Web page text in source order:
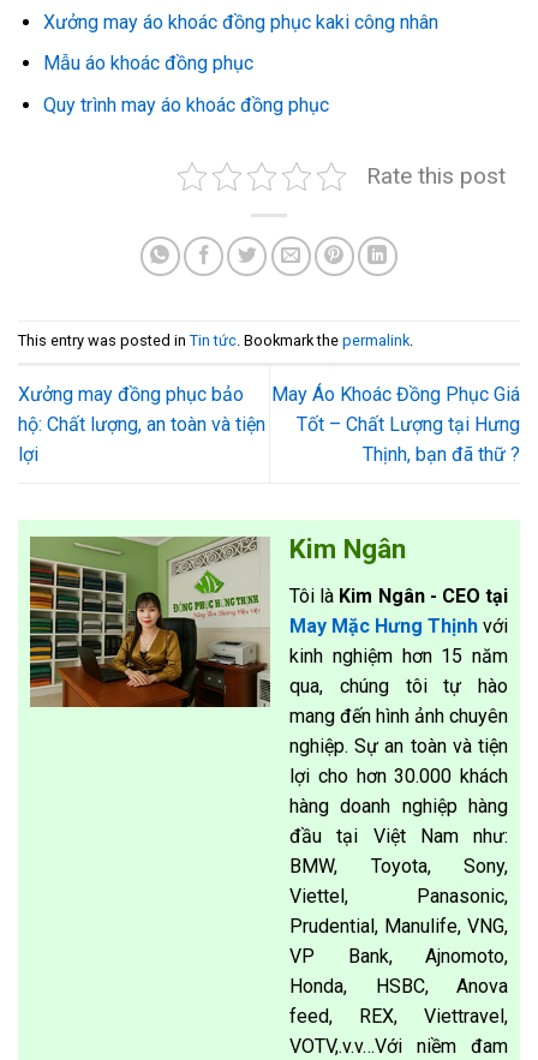
Xưởng may áo khoác đồng phục kaki công nhân
Mẫu áo khoác đồng phục
Quy trình may áo khoác đồng phục
Rate this post
This entry was posted in Tin tức. Bookmark the permalink.
Xưởng may đồng phục bảo
hộ: Chất lượng, an toàn và tiện
lợi
May Áo Khoác Đồng Phục Giá
Tốt – Chất Lượng tại Hưng
Thịnh, bạn đã thữ ?
Kim Ngân
Tôi là Kim Ngân - CEO tại
May Mặc Hưng Thịnh với
kinh nghiệm hơn 15 năm
qua, chúng tôi tự hào
mang đến hình ảnh chuyên
nghiệp. Sự an toàn và tiện
lợi cho hơn 30.000 khách
hàng doanh nghiệp hàng
đầu tại Việt Nam như:
BMW, Toyota, Sony,
Viettel, Panasonic,
Prudential, Manulife, VNG,
VP Bank, Ajnomoto,
Honda, HSBC, Anova
feed, REX, Viettravel,
VOTV,.v.v…Với niềm đam